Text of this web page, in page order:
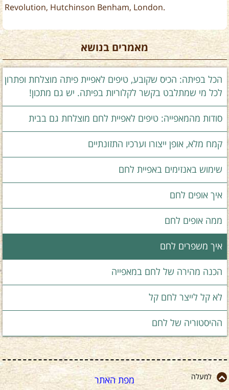
Revolution, Hutchinson Benham, London.
מאמרים בנושא
הכל בפיתה: הכיס שקובע, טיפים לאפיית פיתה מוצלחת ופתרון
לכל מי שמתלבט בקשר לקלוריות בפיתה. יש גם מתכון!
סודות מהמאפייה: טיפים לאפיית לחם מוצלחת גם בבית
קמח מלא, אופן ייצורו וערכיו התזונתיים
שימוש באנזימים באפיית לחם
איך אופים לחם
ממה אופים לחם
איך משפרים לחם
הכנה מהירה של לחם במאפייה
לא קל לייצר לחם קל
ההיסטוריה של לחם
למעלה מפת האתר